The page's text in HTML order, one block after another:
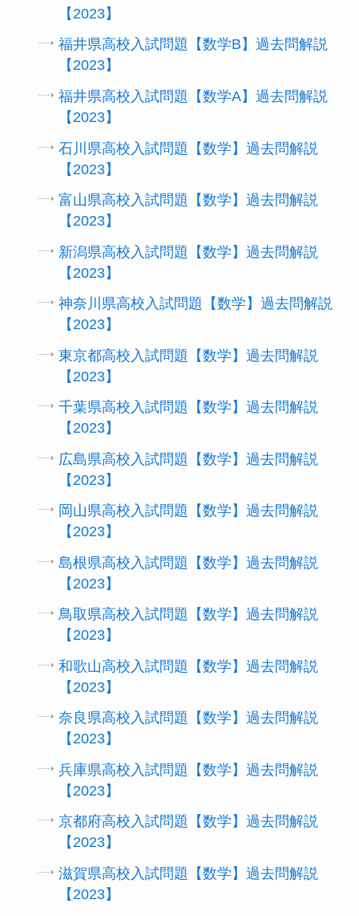
【2023】
福井県高校入試問題【数学B】過去問解説
【2023】
福井県高校入試問題【数学A】過去問解説
【2023】
石川県高校入試問題【数学】過去問解説
【2023】
富山県高校入試問題【数学】過去問解説
【2023】
新潟県高校入試問題【数学】過去問解説
【2023】
神奈川県高校入試問題【数学】過去問解説
【2023】
東京都高校入試問題【数学】過去問解説
【2023】
千葉県高校入試問題【数学】過去問解説
【2023】
広島県高校入試問題【数学】過去問解説
【2023】
岡山県高校入試問題【数学】過去問解説
【2023】
島根県高校入試問題【数学】過去問解説
【2023】
鳥取県高校入試問題【数学】過去問解説
【2023】
和歌山高校入試問題【数学】過去問解説
【2023】
奈良県高校入試問題【数学】過去問解説
【2023】
兵庫県高校入試問題【数学】過去問解説
【2023】
京都府高校入試問題【数学】過去問解説
【2023】
滋賀県高校入試問題【数学】過去問解説
【2023】